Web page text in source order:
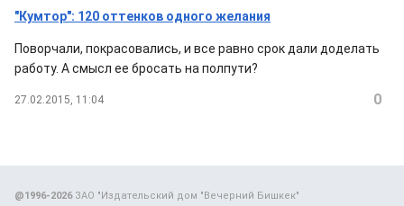
"Кумтор": 120 оттенков одного желания
Поворчали, покрасовались, и все равно срок дали доделать
работу. А смысл ее бросать на полпути?
27.02.2015, 11:04 0
@1996-2026ЗАО "Издательский дом "Вечерний Бишкек"